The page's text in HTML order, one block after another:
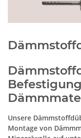
Unsere
Montage von